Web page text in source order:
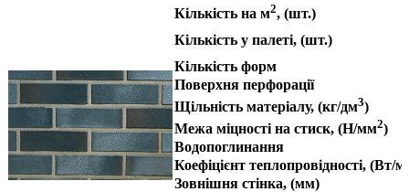
Кількість на м2, (шт.)
Кількість у палеті, (шт.)
Кількість форм
Поверхня перфорації
Щільність матеріалу, (кг/дм3)
Межа міцності на стиск, (Н/мм2)
Водопоглинання
Коефіцієнт теплопровідності, (Вт/
Зовнішня стінка, (мм)